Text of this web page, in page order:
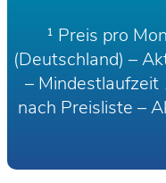
¹ Preis pro
(Deutschland) –
– Mindestlaufzeit
nach Preisliste –